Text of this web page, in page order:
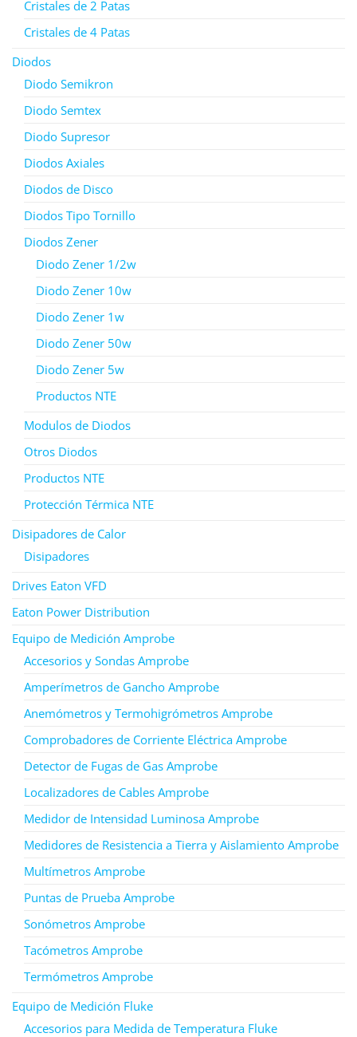
Cristales de 2 Patas
Cristales de 4 Patas
Diodos
Diodo Semikron
Diodo Semtex
Diodo Supresor
Diodos Axiales
Diodos de Disco
Diodos Tipo Tornillo
Diodos Zener
Diodo Zener 1/2w
Diodo Zener 10w
Diodo Zener 1w
Diodo Zener 50w
Diodo Zener 5w
Productos NTE
Modulos de Diodos
Otros Diodos
Productos NTE
Protección Térmica NTE
Disipadores de Calor
Disipadores
Drives Eaton VFD
Eaton Power Distribution
Equipo de Medición Amprobe
Accesorios y Sondas Amprobe
Amperímetros de Gancho Amprobe
Anemómetros y Termohigrómetros Amprobe
Comprobadores de Corriente Eléctrica Amprobe
Detector de Fugas de Gas Amprobe
Localizadores de Cables Amprobe
Medidor de Intensidad Luminosa Amprobe
Medidores de Resistencia a Tierra y Aislamiento Amprobe
Multímetros Amprobe
Puntas de Prueba Amprobe
Sonómetros Amprobe
Tacómetros Amprobe
Termómetros Amprobe
Equipo de Medición Fluke
Accesorios para Medida de Temperatura Fluke